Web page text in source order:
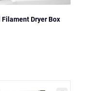
Filament Dryer Box